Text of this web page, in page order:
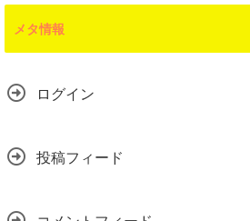
メタ情報
ログイン
投稿フィード